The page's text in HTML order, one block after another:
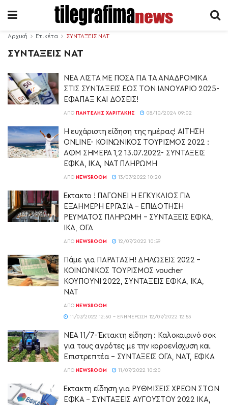
Αρχική Ετικέτα ΣΥΝΤΑΞΕΙΣ ΝΑΤ
ΣΥΝΤΑΞΕΙΣ ΝΑΤ
ΝΕΑ ΛΙΣΤΑ ΜΕ ΠΟΣΑ ΓΙΑ ΤΑ ΑΝΑΔΡΟΜΙΚΑ
ΣΤΙΣ ΣΥΝΤΑΞΕΙΣ ΕΩΣ ΤΟΝ ΙΑΝΟΥΑΡΙΟ 2025-
ΕΦΑΠΑΞ ΚΑΙ ΔΟΣΕΙΣ!
ΑΠΌ ΠΑΝΤΕΛΉΣ ΧΑΡΙΤΆΚΗΣ 08/10/2024 09:02
Η ευχάριστη είδηση της ημέρας! ΑΙΤΗΣΗ
ONLINE- ΚΟΙΝΩΝΙΚΟΣ ΤΟΥΡΙΣΜΟΣ 2022 :
ΑΦΜ ΣΗΜΕΡΑ 1,2 13.07.2022- ΣΥΝΤΑΞΕΙΣ
ΕΦΚΑ, ΙΚΑ, ΝΑΤ ΠΛΗΡΩΜΗ
ΑΠΌ NEWSROOM 13/07/2022 10:20
Έκτακτο ! ΠΑΓΩΝΕΙ Η ΕΓΚΥΚΛΙΟΣ ΓΙΑ
ΕΞΑΗΜΕΡΗ ΕΡΓΑΣΙΑ – ΕΠΙΔΟΤΗΣΗ
ΡΕΥΜΑΤΟΣ ΠΛΗΡΩΜΗ – ΣΥΝΤΑΞΕΙΣ ΕΦΚΑ,
ΙΚΑ, ΟΓΑ
ΑΠΌ NEWSROOM 12/07/2022 10:59
Πάμε για ΠΑΡΑΤΑΣΗ! ΔΗΛΩΣΕΙΣ 2022 –
ΚΟΙΝΩΝΙΚΟΣ ΤΟΥΡΙΣΜΟΣ voucher
ΚΟΥΠΟΥΝΙ 2022, ΣΥΝΤΑΞΕΙΣ ΕΦΚΑ, ΙΚΑ,
ΝΑΤ
ΑΠΌ NEWSROOM
11/07/2022 12:50 - ΕΝΗΜΈΡΩΣΗ 12/07/2022 12:53
ΝΕΑ 11/7- Έκτακτη είδηση : Καλοκαιρινό σοκ
για τους αγρότες με την κοροενίσχυση και
Επιστρεπτέα – ΣΥΝΤΑΞΕΙΣ ΟΓΑ, ΝΑΤ, ΕΦΚΑ
ΑΠΌ NEWSROOM 11/07/2022 10:20
Έκτακτη είδηση για ΡΥΘΜΙΣΕΙΣ ΧΡΕΩΝ ΣΤΟΝ
ΕΦΚΑ – ΣΥΝΤΑΞΕΙΣ ΑΥΓΟΥΣΤΟΥ 2022 ΙΚΑ,